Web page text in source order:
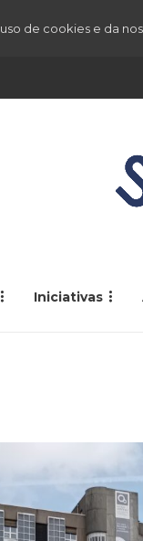
de cookies e da
Iniciativas